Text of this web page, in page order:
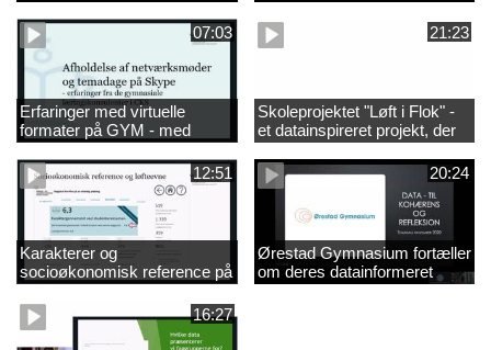
07:03
Erfaringer med virtuelle
formater på GYM - med
musik
21:23
Skoleprojektet "Løft i Flok" -
et datainspireret projekt, der
skal forsøge at adressere
løfteevneproblemerne på
Mariagerfjord Gymnasium
12:51
Karakterer og
socioøkonomisk reference på
uddannelsesstatistik.dk
20:24
Ørestad Gymnasium fortæller
om deres datainformeret
ledelse af skoleindsatser
16:27